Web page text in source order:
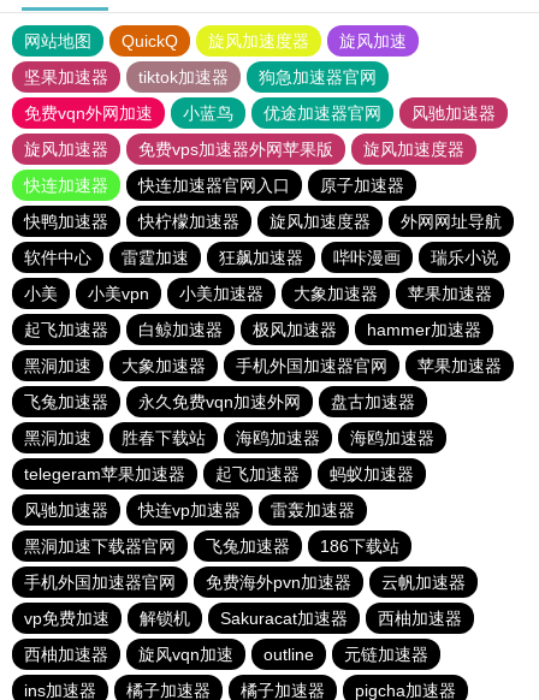
网站地图 QuickQ 旋风加速度器
旋风加速
坚果加速器
tiktok加速器
狗急加速器官网
免费vqn外网加速
小蓝鸟 优途加速器官网
风驰加速器
旋风加速器
免费vps加速器外网苹果版
旋风加速度器
快连加速器
快连加速器官网入口
原子加速器
快鸭加速器
快柠檬加速器 旋风加速度器
外网网址导航
软件中心
雷霆加速 狂飙加速器 哔咔漫画
瑞乐小说
小美
小美vpn 小美加速器 大象加速器
苹果加速器
起飞加速器
白鲸加速器 极风加速器
hammer加速器
黑洞加速
大象加速器 手机外国加速器官网
苹果加速器
飞兔加速器
永久免费vqn加速外网
盘古加速器
黑洞加速
胜春下载站 海鸥加速器
海鸥加速器
telegeram苹果加速器
起飞加速器
蚂蚁加速器
风驰加速器
快连vp加速器
雷轰加速器
黑洞加速下载器官网
飞兔加速器
186下载站
手机外国加速器官网
免费海外pvn加速器
云帆加速器
vp免费加速
解锁机 Sakuracat加速器
西柚加速器
西柚加速器
旋风vqn加速 outline
元链加速器
ins加速器
橘子加速器 橘子加速器 pigcha加速器